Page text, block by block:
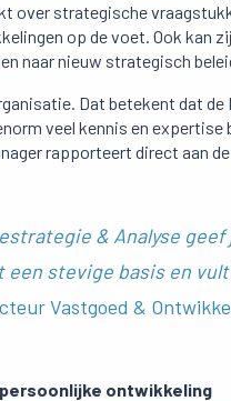
over strategische
op de voet. Ook kan
naar nieuw strategisch
Dat betekent dat
veel kennis en
rapporteert direct aan
& Analyse
een stevige basis en
Vastgoed &
ontwikkeling